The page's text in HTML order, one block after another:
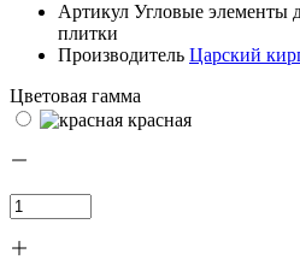
Артикул Угловые элементы
плитки
Производитель Царский
Цветовая гамма
красная